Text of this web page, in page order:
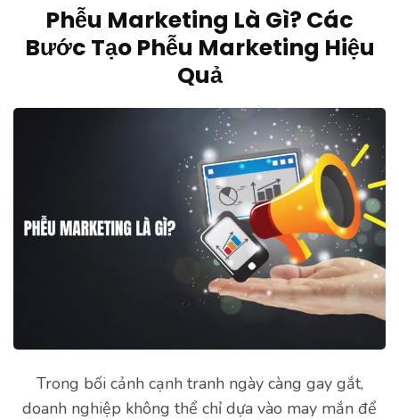
Phễu Marketing Là Gì? Các
Bước Tạo Phễu Marketing Hiệu
Quả
Trong bối cảnh cạnh tranh ngày càng gay gắt,
doanh nghiệp không thể chỉ dựa vào may mắn để